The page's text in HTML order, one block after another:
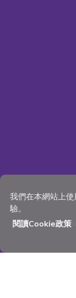
我們在本網站上
驗。
閱讀Cookie政策
©